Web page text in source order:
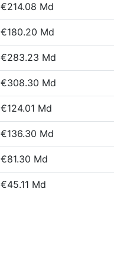
€214.08 Md
€180.20 Md
€283.23 Md
€308.30 Md
€124.01 Md
€136.30 Md
€81.30 Md
€45.11 Md